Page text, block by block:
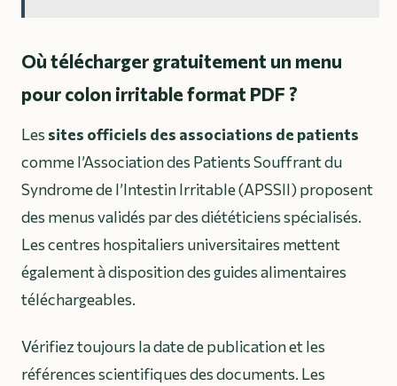
Où télécharger gratuitement un menu
pour colon irritable format PDF ?
Lessites officiels des associations de patients
comme l’Association des Patients Souffrant du
Syndrome de l’Intestin Irritable (APSSII) proposent
des menus validés par des diététiciens spécialisés.
Les centres hospitaliers universitaires mettent
également à disposition des guides alimentaires
téléchargeables.
Vérifiez toujours la date de publication et les
références scientifiques des documents. Les